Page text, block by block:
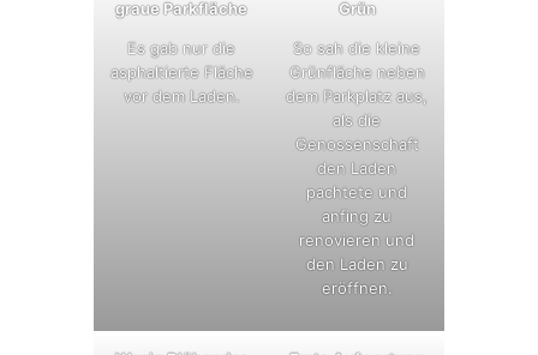
graue Parkfläche
Es gab nur die
asphaltierte Fläche
vor dem Laden.
Grün
So sah die kleine
Grünfläche neben
dem Parkplatz aus,
als die
Genossenschaft
den Laden
pachtete und
anfing zu
renovieren und
den Laden zu
eröffnen.